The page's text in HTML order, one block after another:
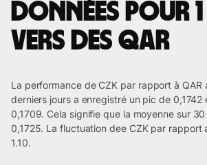
Données pour 1
vers des QAR
La performance de CZK par rapport à QAR
derniers jours a enregistré un pic de 0,1742
0,1709. Cela signifie que la moyenne sur
0,1725. La fluctuation dee CZK par rapport
1.10.